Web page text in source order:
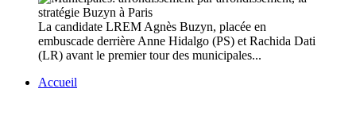
La candidate LREM Agnès Buzyn, placée en
embuscade derrière Anne Hidalgo (PS) et Rachida Dati
(LR) avant le premier tour des municipales...
Accueil